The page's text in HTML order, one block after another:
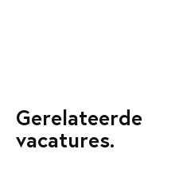
Gerelateerde
vacatures.